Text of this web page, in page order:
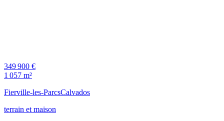
349 900 €
1 057 m²
Fierville-les-ParcsCalvados
terrain et maison